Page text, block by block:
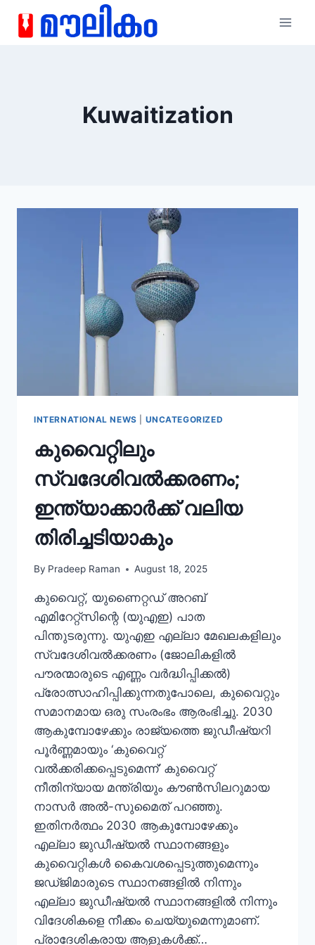
Kuwaitization
INTERNATIONAL NEWS UNCATEGORIZED
കുവൈറ്റിലും
സ്വദേശിവൽക്കരണം;
ഇന്ത്യാക്കാർക്ക് വലിയ
തിരിച്ചടിയാകും
By Pradeep Raman August 18, 2025
കുവൈറ്റ്, യുണൈറ്റഡ് അറബ്
എമിറേറ്റ്‌സിന്റെ (യുഎഇ) പാത
പിന്തുടരുന്നു. യുഎഇ എല്ലാ മേഖലകളിലും
സ്വദേശിവൽക്കരണം (ജോലികളിൽ
പൗരന്മാരുടെ എണ്ണം വർദ്ധിപ്പിക്കൽ)
പ്രോത്സാഹിപ്പിക്കുന്നതുപോലെ, കുവൈറ്റും
സമാനമായ ഒരു സംരംഭം ആരംഭിച്ചു. 2030
ആകുമ്പോഴേക്കും രാജ്യത്തെ ജുഡീഷ്യറി
പൂർണ്ണമായും ‘കുവൈറ്റ്
വൽക്കരിക്കപ്പെടുമെന്ന്’ കുവൈറ്റ്
നീതിന്യായ മന്ത്രിയും കൗൺസിലറുമായ
നാസർ അൽ-സുമൈത് പറഞ്ഞു.
ഇതിനർത്ഥം 2030 ആകുമ്പോഴേക്കും
എല്ലാ ജുഡീഷ്യൽ സ്ഥാനങ്ങളും
കുവൈറ്റികൾ കൈവശപ്പെടുത്തുമെന്നും
ജഡ്ജിമാരുടെ സ്ഥാനങ്ങളിൽ നിന്നും
എല്ലാ ജുഡീഷ്യൽ സ്ഥാനങ്ങളിൽ നിന്നും
വിദേശികളെ നീക്കം ചെയ്യുമെന്നുമാണ്.
പ്രാദേശികരായ ആളുകൾക്ക്…